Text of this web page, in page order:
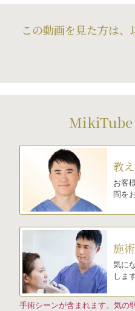
この動画を見た方は
MikiTube
教
お客
問を
施
気に
します
手術シーンが含まれます。気の